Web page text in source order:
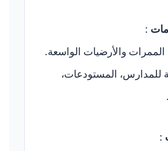
:
والأرضيات الواسعة.
للمدارس، المستودعات،
: